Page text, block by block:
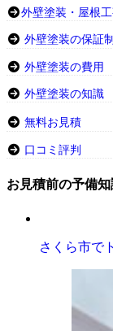
外壁塗装・屋根
外壁塗装の保証
外壁塗装の費用
外壁塗装の知識
無料お見積
口コミ評判
お見積前の予備
さくら市で